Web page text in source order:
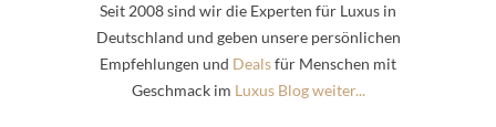
Seit 2008 sind wir die Experten für Luxus in
Deutschland und geben unsere persönlichen
Empfehlungen und Dealsfür Menschen mit
Geschmack im Luxus Blog weiter...